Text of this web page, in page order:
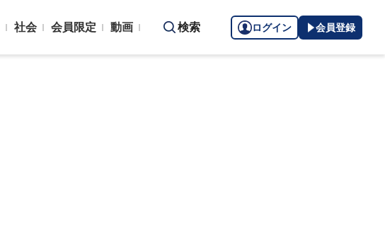
社会 会員限定 動画 検索 ログイン 会員登録